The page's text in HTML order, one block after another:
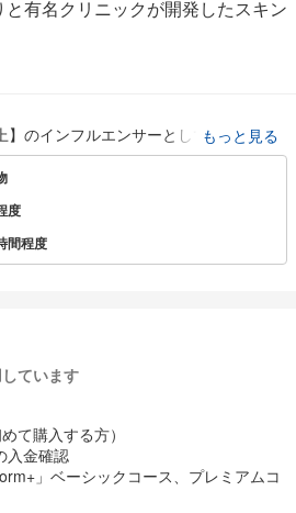
有名クリニックが開発したスキン
】のインフルエンサーとして活躍するキ
と共同開発したスキンケアブランドで
ヶ月で1万個の販売を達成し、現在はEC
おります。
たスキンケアの基準をひとつプラスす
デルやインフルエンサーの皆様にも大
。
もっと見る
度
間程度
ています
て購入する方）
入金確認
」ベーシックコース、プレミアムコ